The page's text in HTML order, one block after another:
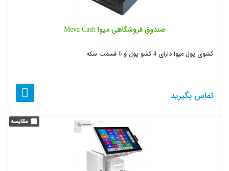
صندوق فروشگاهی میوا Meva Cash
کشوی پول میوا دارای 4 کشو پول و 6 قسمت سکه
تماس بگیرید